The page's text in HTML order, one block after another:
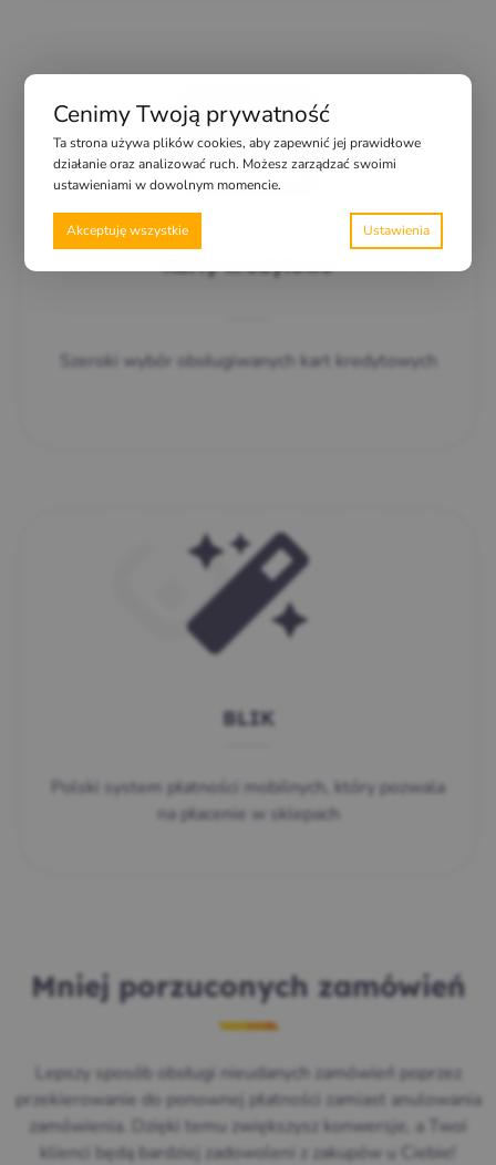
Karty kredytowe
Szeroki wybór obsługiwanych kart kredytowych
BLIK
Polski system płatności mobilnych, który pozwala
na płacenie w sklepach
Mniej porzuconych zamówień
Lepszy sposób obsługi nieudanych zamówień poprzez
przekierowanie do ponownej płatności zamiast anulowania
zamówienia. Dzięki temu zwiększysz konwersje, a Twoi
klienci będą bardziej zadowoleni z zakupów u Ciebie!
Cenimy Twoją prywatność
Ta strona używa plików cookies, aby zapewnić jej prawidłowe
działanie oraz analizować ruch. Możesz zarządzać swoimi
ustawieniami w dowolnym momencie.
Akceptuję wszystkie